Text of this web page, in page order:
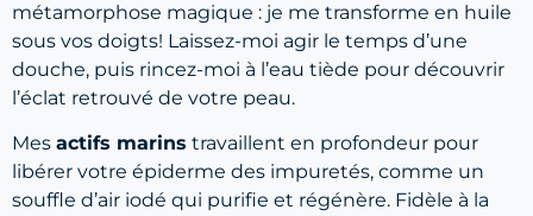
métamorphose magique : je me transforme en huile
sous vos doigts! Laissez-moi agir le temps d’une
douche, puis rincez-moi à l’eau tiède pour découvrir
l’éclat retrouvé de votre peau.
Mes actifs marins travaillent en profondeur pour
libérer votre épiderme des impuretés, comme un
souffle d’air iodé qui purifie et régénère. Fidèle à la